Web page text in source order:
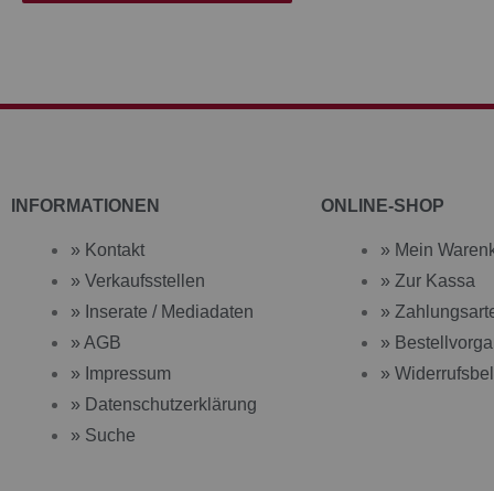
INFORMATIONEN
» Kontakt
» Verkaufsstellen
» Inserate / Mediadaten
» AGB
» Impressum
» Datenschutzerklärung
» Suche
ONLINE-SHOP
» Mein
» Zur Kassa
»
»
»